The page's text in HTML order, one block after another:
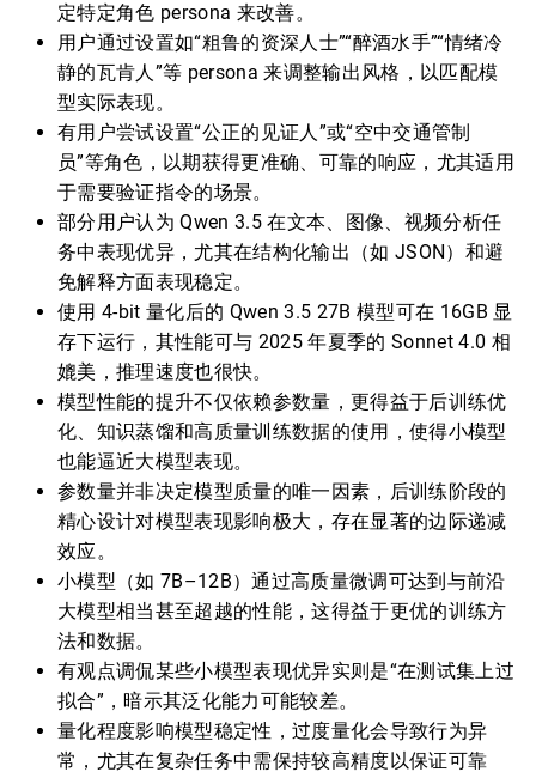
定特定角色 persona 来改善。
用户通过设置如“粗鲁的资深人士”“醉酒水手”“情绪冷
静的瓦肯人”等 persona 来调整输出风格，以匹配模
型实际表现。
有用户尝试设置“公正的见证人”或“空中交通管制
员”等角色，以期获得更准确、可靠的响应，尤其适用
于需要验证指令的场景。
部分用户认为 Qwen 3.5 在文本、图像、视频分析任
务中表现优异，尤其在结构化输出（如 JSON）和避
免解释方面表现稳定。
使用 4-bit 量化后的 Qwen 3.5 27B 模型可在 16GB 显
存下运行，其性能可与 2025 年夏季的 Sonnet 4.0 相
媲美，推理速度也很快。
模型性能的提升不仅依赖参数量，更得益于后训练优
化、知识蒸馏和高质量训练数据的使用，使得小模型
也能逼近大模型表现。
参数量并非决定模型质量的唯一因素，后训练阶段的
精心设计对模型表现影响极大，存在显著的边际递减
效应。
小模型（如 7B–12B）通过高质量微调可达到与前沿
大模型相当甚至超越的性能，这得益于更优的训练方
法和数据。
有观点调侃某些小模型表现优异实则是“在测试集上过
拟合”，暗示其泛化能力可能较差。
量化程度影响模型稳定性，过度量化会导致行为异
常，尤其在复杂任务中需保持较高精度以保证可靠